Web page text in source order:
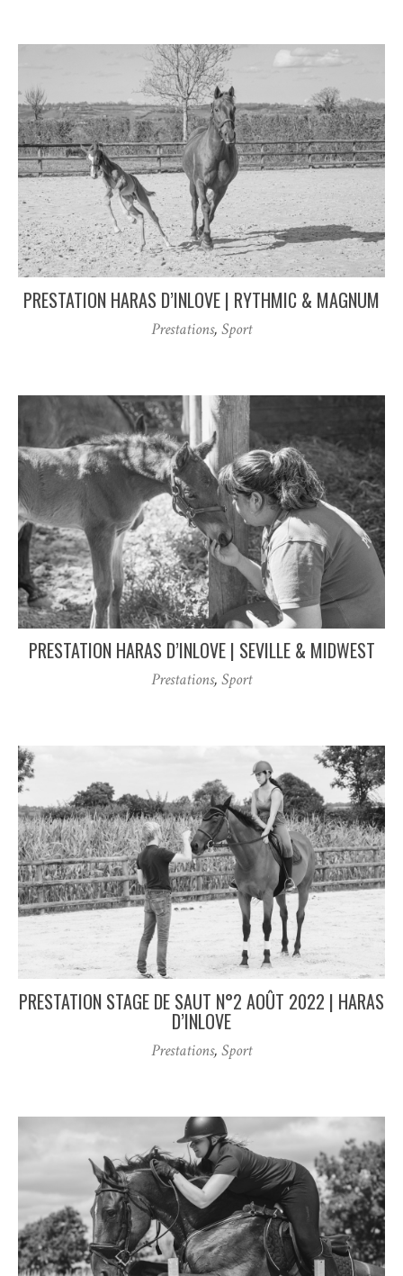
PRESTATION HARAS D’INLOVE | RYTHMIC & MAGNUM
Prestations, Sport
PRESTATION HARAS D’INLOVE | SEVILLE & MIDWEST
Prestations, Sport
PRESTATION STAGE DE SAUT N°2 AOÛT 2022 | HARAS
D’INLOVE
Prestations, Sport